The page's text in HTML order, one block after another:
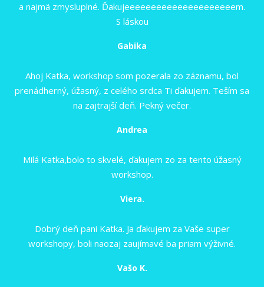
a najmä zmysluplné. Ďakujeeeeeeeeeeeeeeeeeeeeem.
S láskou
Gabika
Ahoj Katka, workshop som pozerala zo záznamu, bol
prenádherný, úžasný, z celého srdca Ti ďakujem. Teším sa
na zajtrajší deň. Pekný večer.
Andrea
Milá Katka,bolo to skvelé, ďakujem zo za tento úžasný
workshop.
Viera.
Dobrý deň pani Katka. Ja ďakujem za Vaše super
workshopy, boli naozaj zaujímavé ba priam výživné.
Vašo K.